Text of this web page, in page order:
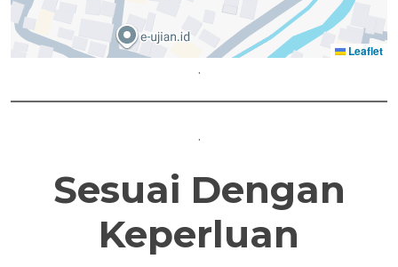
Leaflet
.
.
Sesuai Dengan
Keperluan